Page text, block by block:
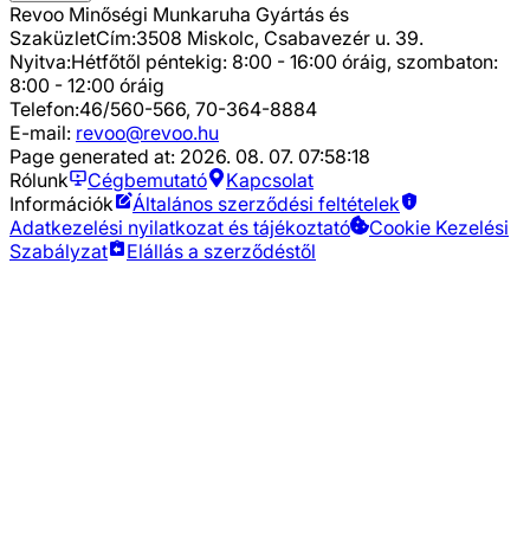
Revoo Minőségi Munkaruha Gyártás és
SzaküzletCím:3508 Miskolc, Csabavezér u. 39.
Nyitva:Hétfőtől péntekig: 8:00 - 16:00 óráig, szombaton:
8:00 - 12:00 óráig
Telefon:46/560-566, 70-364-8884
E-mail: revoo@revoo.hu
Page generated at: 2026. 08. 07. 07:58:18
Rólunk
Cégbemutató
Kapcsolat
Információk
Általános szerződési feltételek
Adatkezelési nyilatkozat és tájékoztató
Cookie Kezelési
Szabályzat
Elállás a szerződéstől